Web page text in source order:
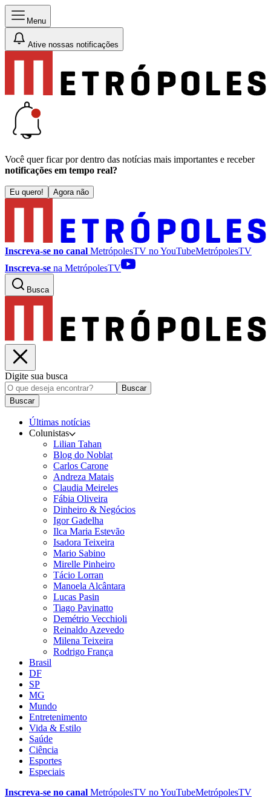
Menu
Ative nossas notificações
Você quer ficar por dentro das notícias mais importantes e receber
notificações em tempo real?
Eu quero! Agora não
Inscreva-se no canal MetrópolesTV noYouTubeMetrópolesTV
Inscreva-se na MetrópolesTV
Busca
Digite sua busca
Buscar
Buscar
Últimas notícias
Colunistas
Lilian Tahan
Blog do Noblat
Carlos Carone
Andreza Matais
Claudia Meireles
Fábia Oliveira
Dinheiro & Negócios
Igor Gadelha
Ilca Maria Estevão
Isadora Teixeira
Mario Sabino
Mirelle Pinheiro
Tácio Lorran
Manoela Alcântara
Lucas Pasin
Tiago Pavinatto
Demétrio Vecchioli
Reinaldo Azevedo
Milena Teixeira
Rodrigo França
Brasil
DF
SP
MG
Mundo
Entretenimento
Vida & Estilo
Saúde
Ciência
Esportes
Especiais
Inscreva-se no canal MetrópolesTV noYouTubeMetrópolesTV